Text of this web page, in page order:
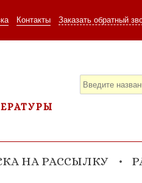
Контакты Заказать обратный
НА РАССЫЛКУ